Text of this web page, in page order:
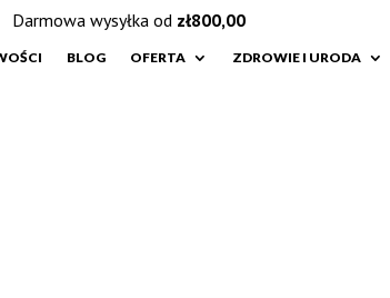
BLOG OFERTA ZDROWIE I URODA
Darmowa wysyłka od zł800,00